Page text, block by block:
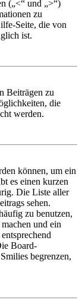
(„<“ und „>“)
zu
Seite, die von
ist.
Beiträgen zu
die
werden.
können, um ein
es einen kurzen
Die Liste aller
sehen.
zu benutzen,
und ein
Board-
begrenzen,